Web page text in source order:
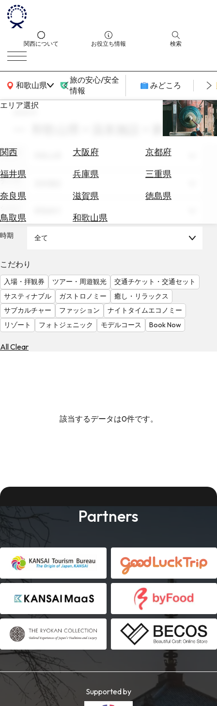
関西について お役立ち情報 検索
和歌山県
関西広域MAP
旅の安心/安全
情報
みどころ
エリア選択
関西 大阪府
京都府
福井県
兵庫県
三重県
奈良県
滋賀県
徳島県
鳥取県
和歌山県
エ
券
テ
を
調
べ
る
天
気
を
見
る
search
和歌山県 × 温泉施設 × 家族旅行
エリア
テーマ
時期 全て
こだわり
入場・拝観券 ツアー・周遊観光
交通チケット・交通セット
サスティナブル
ガストロノミー
癒し・リラックス
サブカルチャー
ファッション
ナイトタイムエコノミー
リゾート
フォトジェニック モデルコース Book Now
All Clear
該当するデータは0件です。
Partners
Supported by